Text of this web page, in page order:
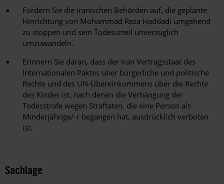
Fordern Sie die iranischen Behörden auf, die geplante
Hinrichtung von Mohammad Reza Haddadi umgehend
zu stoppen und sein Todesurteil unverzüglich
umzuwandeln.
Erinnern Sie daran, dass der Iran Vertragsstaat des
Internationalen Paktes über bürgerliche und politische
Rechte und des UN-Übereinkommens über die Rechte
des Kindes ist, nach denen die Verhängung der
Todesstrafe wegen Straftaten, die eine Person als
Minderjährige/-r begangen hat, ausdrücklich verboten
ist.
Sachlage